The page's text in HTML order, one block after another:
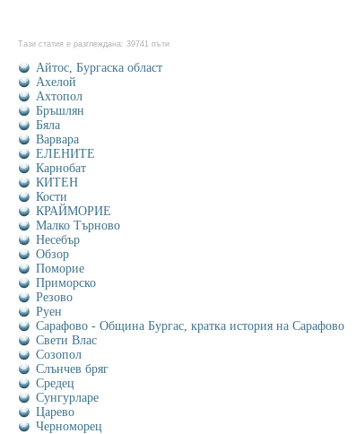
Тази статия е разглеждана: 39741 пъти
Айтос, Бургаска област
Ахелой
Ахтопол
Бръшлян
Бяла
Варвара
ЕЛЕНИТЕ
Карнобат
КИТЕН
Кости
КРАЙМОРИЕ
Малко Търново
Несебър
Обзор
Поморие
Приморско
Резово
Руен
Сарафово - Община Бургас, кратка история на Сарафово
Свети Влас
Созопол
Слънчев бряг
Средец
Сунгурларе
Царево
Черноморец